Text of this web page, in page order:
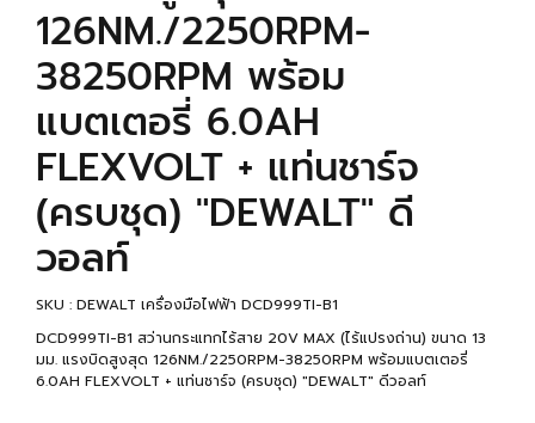
126NM./2250RPM-
38250RPM พร้อม
แบตเตอรี่ 6.0AH
FLEXVOLT + แท่นชาร์จ
(ครบชุด) "DEWALT" ดี
วอลท์
SKU : DEWALT เครื่องมือไฟฟ้า DCD999TI-B1
DCD999TI-B1 สว่านกระแทกไร้สาย 20V MAX (ไร้แปรงถ่าน) ขนาด 13
มม. แรงบิดสูงสุด 126NM./2250RPM-38250RPM พร้อมแบตเตอรี่
6.0AH FLEXVOLT + แท่นชาร์จ (ครบชุด) "DEWALT" ดีวอลท์